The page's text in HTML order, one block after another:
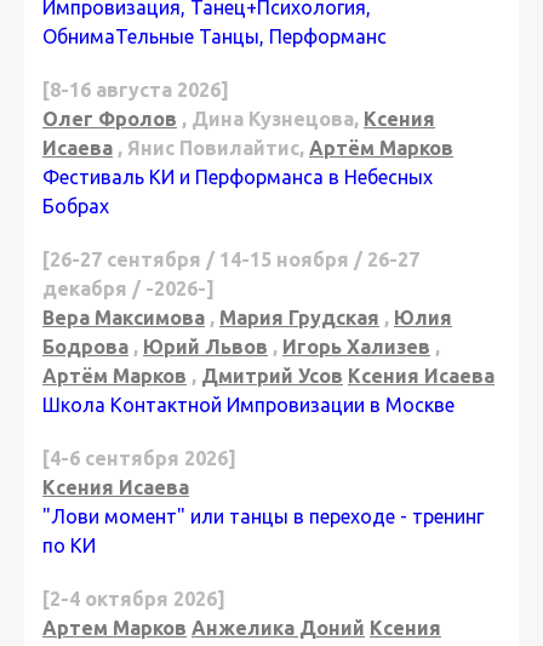
Импровизация, Танец+Психология,
ОбнимаТельные Танцы, Перформанс
[8-16 августа 2026]
Олег Фролов , Дина Кузнецова, Ксения
Исаева , Янис Повилайтис, Артём Марков
Фестиваль КИ и Перформанса в Небесных
Бобрах
[26-27 сентября / 14-15 ноября / 26-27
декабря / -2026-]
Вера Максимова , Мария Грудская , Юлия
Бодрова , Юрий Львов , Игорь Хализев ,
Артём Марков , Дмитрий Усов Ксения Исаева
Школа Контактной Импровизации в Москве
[4-6 сентября 2026]
Ксения Исаева
"Лови момент" или танцы в переходе - тренинг
по КИ
[2-4 октября 2026]
Артем Марков Анжелика Доний Ксения